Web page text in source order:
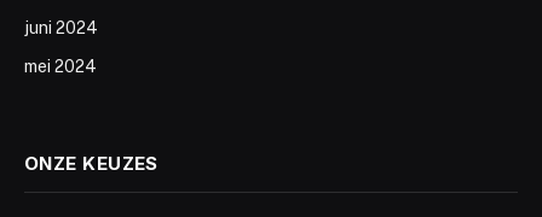
juni 2024
mei 2024
ONZE KEUZES